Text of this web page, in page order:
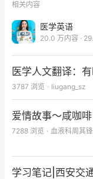
相关内容
医学英语
20.0 万内容 ·
医学人文翻译：
3787 浏览 · liugang_sz
爱情故事～咸咖啡
7288 浏览 · 血液科周其
学习笔记|西安交